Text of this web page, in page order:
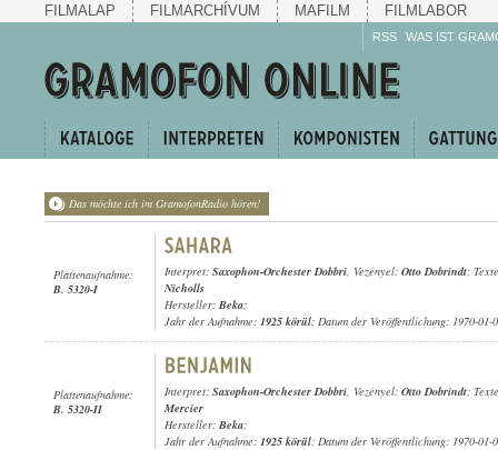
FILMALAP FILMARCHÍVUM MAFILM FILMLABOR
RSS WAS IST
Das möchte ich im GramofonRadio hören!
Plattenaufnahme:
B. 5320-I
Interpret: Saxophon-Orchester Dobbri, Vezényel: Otto Dobrindt;
Nicholls
Hersteller: Beka;
Jahr der Aufnahme: 1925 körül; Datum der Veröffentlichung: 1970-01-
Plattenaufnahme:
B. 5320-II
Interpret: Saxophon-Orchester Dobbri, Vezényel: Otto Dobrindt;
Mercier
Hersteller: Beka;
Jahr der Aufnahme: 1925 körül; Datum der Veröffentlichung: 1970-01-